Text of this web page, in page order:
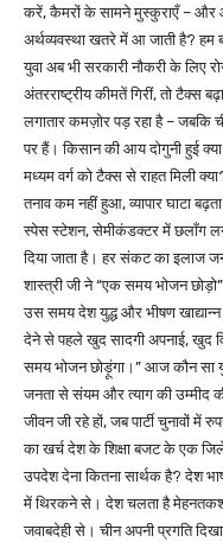
करें, कैमरों के सामने मुस्कुराएँ – और
अर्थव्यवस्था खतरे में आ जाती है? हम
युवा अब भी सरकारी नौकरी के लिए
अंतरराष्ट्रीय कीमतें गिरीं, तो टैक्स
लगातार कमज़ोर पड़ रहा है –
पर हैं। किसान की आय दोगुनी हुई
मध्यम वर्ग को टैक्स से राहत मिली
तनाव कम नहीं हुआ, व्यापार घाटा
स्पेस स्टेशन, सेमीकंडक्टर में छलाँग
दिया जाता है। हर संकट का इलाज
शास्त्री जी ने “एक समय भोजन छोड़ो”
उस समय देश युद्ध और भीषण
देने से पहले खुद सादगी अपनाई, खुद
समय भोजन छोड़ूंगा।” आज कौन सा
जनता से संयम और त्याग की उम्मीद
जीवन जी रहे हों, जब पार्टी चुनावों में
का खर्च देश के शिक्षा बजट के एक
उपदेश देना कितना सार्थक है? देश
में थिरकने से। देश चलता है
जवाबदेही से। चीन अपनी प्रगति